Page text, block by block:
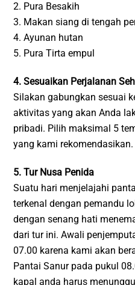
2. Pura Besakih
3. Makan siang di tengah
4. Ayunan hutan
5. Pura Tirta empul
4. Sesuaikan Perjalanan
Silakan gabungkan sesuai
aktivitas yang akan Anda
pribadi. Pilih maksimal 5
yang kami rekomendasikan.
5. Tur Nusa Penida
Suatu hari menjelajahi
terkenal dengan pemandu
dengan senang hati
dari tur ini. Awali
07.00 karena kami akan
Pantai Sanur pada pukul
kapal anda harus